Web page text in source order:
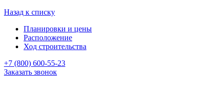
Назад к списку
Планировки и цены
Расположение
Ход строительства
+7 (800) 600-55-23
Заказать звонок